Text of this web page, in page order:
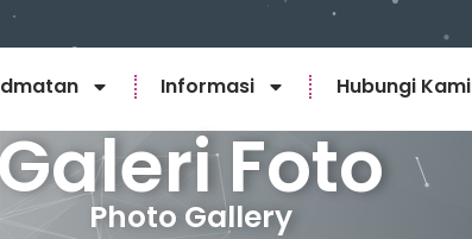
Informasi Hubungi Kami
Galeri Foto
Photo Gallery